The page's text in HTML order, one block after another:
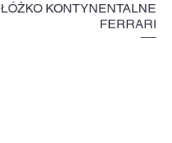
ŁÓŻKO KONTYNENTALNE
FERRARI